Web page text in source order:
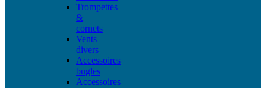
Trompettes
&
cornets
Vents
divers
Accessoires
bugles
Accessoires